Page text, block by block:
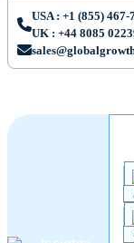
USA : +1 (855)
UK : +44 8085